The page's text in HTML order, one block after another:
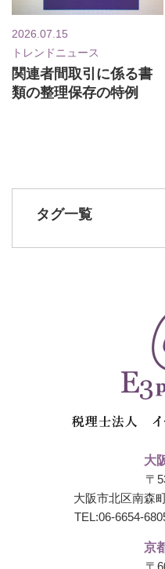
2026.07.15
トレンドニュース
関連者間取引に係る書
類の整理保存の特例
タグ一覧
大
〒
大阪市北区南森
TEL:06-6654-
京
〒